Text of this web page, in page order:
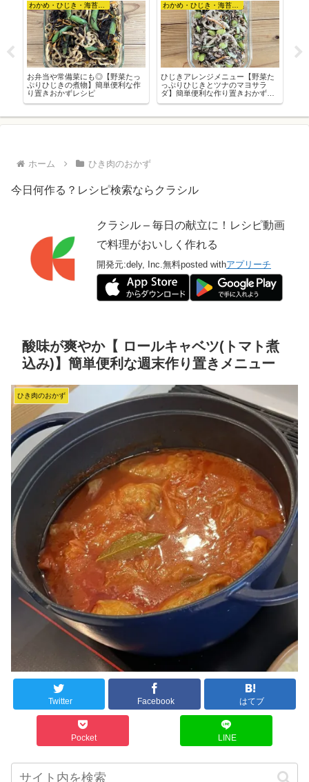
わかめ・ひじき・海苔など
お弁当や常備菜にも◎【野菜たっ
ぷりひじきの煮物】簡単便利な作
り置きおかずレシピ
わかめ・ひじき・海苔など
ひじきアレンジメニュー【野菜た
っぷりひじきとツナのマヨサラ
ダ】簡単便利な作り置きおかずレ
ホーム ひき肉のおかず
今日何作る？レシピ検索ならクラシル
クラシル – 毎日の献立に！レシピ動画
で料理がおいしく作れる
開発元:dely, Inc. 無料posted withアプリーチ
酸味が爽やか【 ロールキャベツ(トマト煮
込み)】簡単便利な週末作り置きメニュー
ひき肉のおかず
Twitter Facebook はてブ
Pocket LINE